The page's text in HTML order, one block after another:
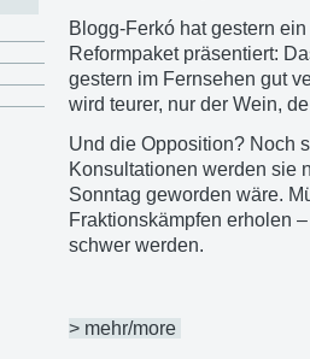
Blogg-Ferkó hat gestern
Reformpaket präsentiert:
gestern im Fernsehen gut
wird teurer, nur der Wein,
Und die Opposition? Noch
Konsultationen werden sie
Sonntag geworden wäre.
Fraktionskämpfen erholen
schwer werden.
> mehr/more